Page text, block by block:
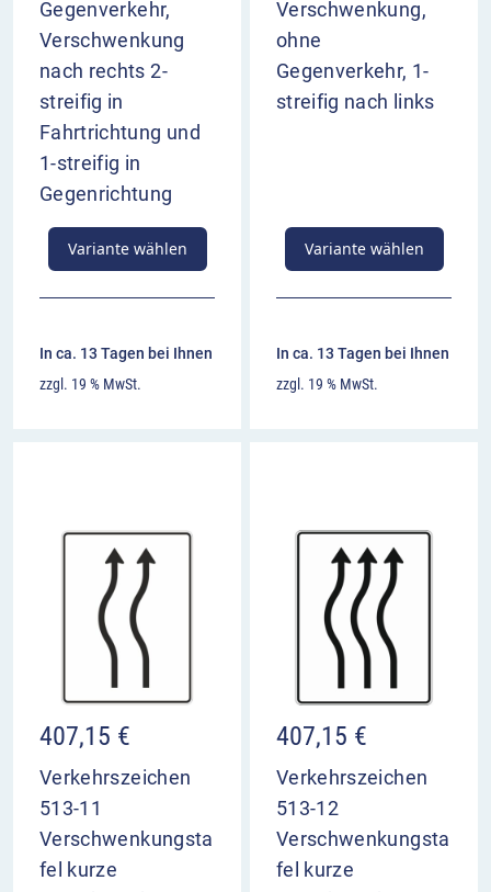
Gegenverkehr,
Verschwenkung
nach rechts 2-
streifig in
Fahrtrichtung und
1-streifig in
Gegenrichtung
Variante wählen
In ca. 13 Tagen bei Ihnen
zzgl. 19 % MwSt.
Verschwenkung,
ohne
Gegenverkehr, 1-
streifig nach links
Variante wählen
In ca. 13 Tagen bei Ihnen
zzgl. 19 % MwSt.
407,15 €
Verkehrszeichen
513-11
Verschwenkungsta
fel kurze
407,15 €
Verkehrszeichen
513-12
Verschwenkungsta
fel kurze